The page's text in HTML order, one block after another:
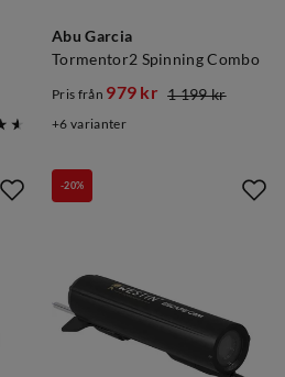
Abu Garcia
Tormentor2 Spinning Combo
discounted
Pris från 979 kr
original
1 199 kr
6 varianter
-20%